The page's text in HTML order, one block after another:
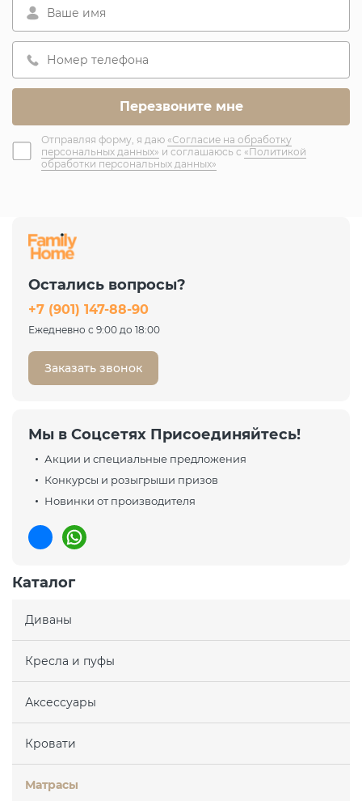
Отправляя форму, я даю «Согласие на обработку
персональных данных» и соглашаюсь с «Политикой
обработки персональных данных»
Остались вопросы?
+7 (901) 147-88-90
Ежедневно с 9:00 до 18:00
Заказать звонок
Мы в Соцсетях Присоединяйтесь!
Акции и специальные предложения
Конкурсы и розыгрыши призов
Новинки от производителя
Каталог
Диваны
Кресла и пуфы
Аксессуары
Кровати
Матрасы